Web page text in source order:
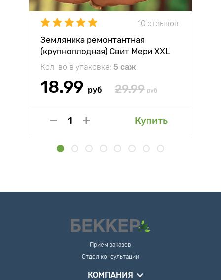
10 отзывов
Земляника ремонтантная
(крупноплодная) Свит Мери XXL
Кол-во в упаковке: 5 саж
18.99 руб 29.99 руб
Купить
Прием заказов
Отдел консультации
КОМПАНИЯ